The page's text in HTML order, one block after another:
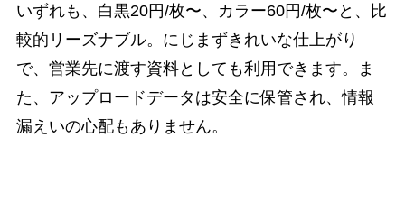
いずれも、白黒20円/枚〜、カラー60円/枚〜と、比
較的リーズナブル。にじまずきれいな仕上がり
で、営業先に渡す資料としても利用できます。ま
た、アップロードデータは安全に保管され、情報
漏えいの心配もありません。